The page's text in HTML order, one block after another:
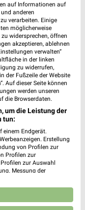
in
laden
auf Informationen auf
anderen
verarbeiten. Einige
möglicherweise
widersprechen, öffnen
akzeptieren, ablehnen
verwalten“
in der linken
zu widerrufen,
der Fußzeile der Website
Auf dieser Seite können
werden unseren
die Browserdaten.
um die Leistung der
tun:
einem Endgerät.
Erstellung
von Profilen zur
Profilen zur
zur Auswahl
Messung der
Entwicklung und
Daten zur Auswahl